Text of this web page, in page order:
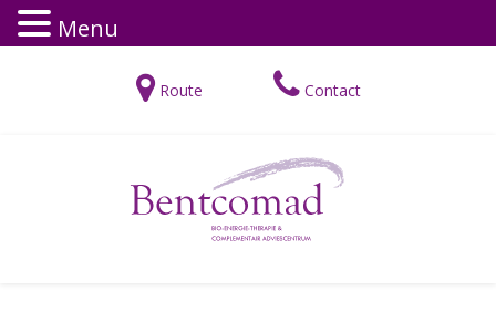
Route Contact
Menu